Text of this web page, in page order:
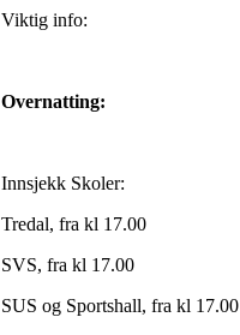
Viktig info:
Overnatting:
Innsjekk Skoler:
Tredal, fra kl 17.00
SVS, fra kl 17.00
SUS og Sportshall, fra kl 17.00